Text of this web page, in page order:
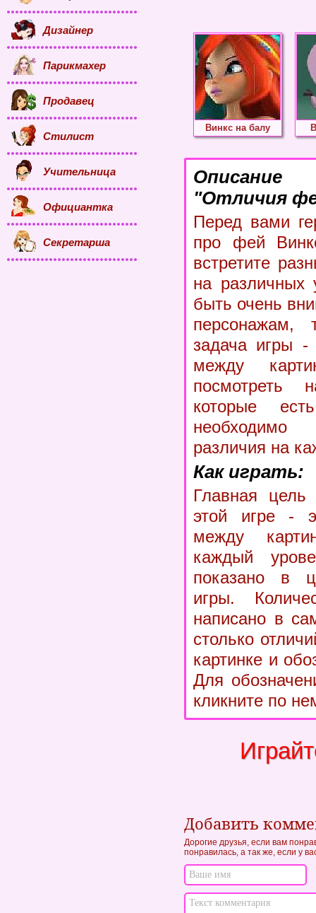
Винкс на балу
"Отличия
Перед вами
про фей
встретите
на различных
быть очень
персонажам,
задача игры -
между
посмотреть
которые
различия на
Как играть:
Главная
этой игре -
между
каждый
показано в
игры.
написано в
столько
картинке и
Для
кликните по
Добавить
Дорогие друзья, если вам
понравилась, а так же, если у
Дизайнер
Парикмахер
Продавец
Стилист
Учительница
Официантка
Секретарша